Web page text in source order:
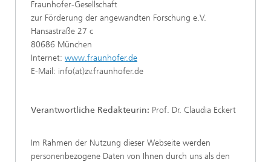
Fraunhofer-Gesellschaft
zur Förderung der angewandten Forschung e.V.
Hansastraße 27 c
80686 München
Internet: www.fraunhofer.de
E-Mail: info(at)zv.fraunhofer.de
Verantwortliche Redakteurin: Prof. Dr. Claudia Eckert
Im Rahmen der Nutzung dieser Webseite werden
personenbezogene Daten von Ihnen durch uns als den